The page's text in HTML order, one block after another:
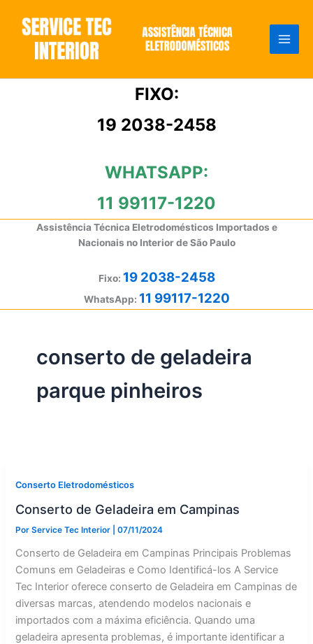
conteúdo
FIXO:
19 2038-2458
WHATSAPP:
11 99117-1220
Assistência Técnica Eletrodomésticos Importados e
Nacionais no Interior de São Paulo
Fixo: 19 2038-2458
WhatsApp: 11 99117-1220
conserto de geladeira
parque pinheiros
Conserto Eletrodomésticos
Conserto de Geladeira em Campinas
PorService Tec Interior |07/11/2024
Conserto de Geladeira em Campinas Principais Problemas
Comuns em Geladeiras e Como Identificá-los A Service
Tec Interior oferece conserto de Geladeira em Campinas de
diversas marcas, atendendo modelos nacionais e
importados com a máxima eficiência. Quando uma
geladeira apresenta problemas, é importante identificar a